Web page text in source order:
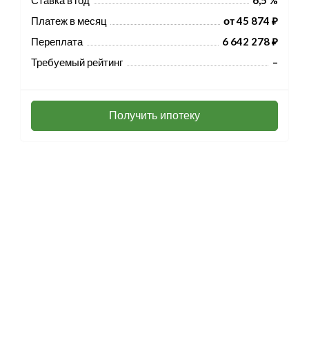
Платеж в месяц
от 45 874 ₽
Переплата
6 642 278 ₽
Требуемый рейтинг
–
Получить ипотеку